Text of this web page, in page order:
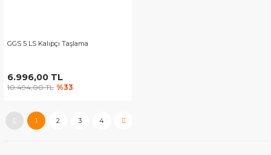
GGS 5 LS Kalıpçı Taşlama
6.996,00 TL
10.494,00 TL %33
1 2 3 4